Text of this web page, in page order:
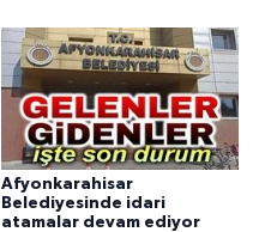
Afyonkarahisar
Belediyesinde idari
atamalar devam ediyor